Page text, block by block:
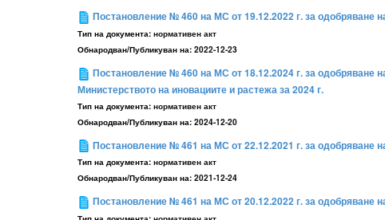
Постановление № 460 на МС от 19.12.2022 г. за одобряване
Тип на документа: нормативен акт
Обнародван/Публикуван на: 2022-12-23
Постановление № 460 на МС от 18.12.2024 г. за одобряване
Министерството на иновациите и растежа за 2024 г.
Тип на документа: нормативен акт
Обнародван/Публикуван на: 2024-12-20
Постановление № 461 на МС от 22.12.2021 г. за одобряване
Тип на документа: нормативен акт
Обнародван/Публикуван на: 2021-12-24
Постановление № 461 на МС от 20.12.2022 г. за одобряване